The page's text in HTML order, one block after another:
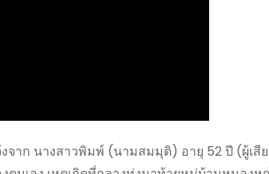
จาก นางสาวพิมพ์ (นามสมมุติ) อายุ 52 ปี (ผู้เ